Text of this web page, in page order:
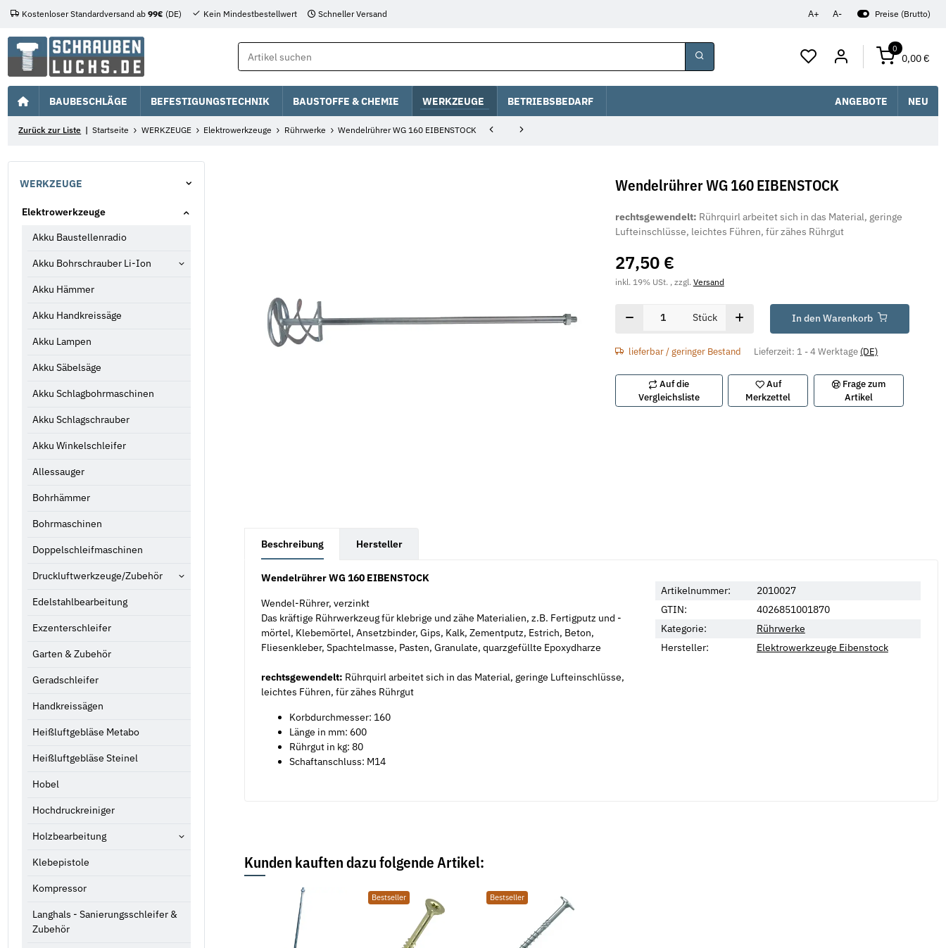
A+ A- Preise (Brutto)
Kostenloser Standardversand ab 99€ (DE) Kein Mindestbestellwert Schneller Versand
0
0,00 €
BAUBESCHLÄGE BEFESTIGUNGSTECHNIK BAUSTOFFE & CHEMIE WERKZEUGE BETRIEBSBEDARF ANGEBOTE NEU
Zurück zur Liste Startseite WERKZEUGE Elektrowerkzeuge Rührwerke Wendelrührer WG 160 EIBENSTOCK
Wendelrührer WG 160 EIBENSTOCK
rechtsgewendelt: Rührquirl arbeitet sich in das Material, geringe
Lufteinschlüsse, leichtes Führen, für zähes Rührgut
27,50 €
inkl. 19% USt. , zzgl.Versand
Stück In den Warenkorb
lieferbar / geringer Bestand Lieferzeit: 1 - 4 Werktage (DE)
Auf die
Vergleichsliste
Auf
Merkzettel
Frage zum
Artikel
Beschreibung Hersteller
Wendelrührer WG 160 EIBENSTOCK
Wendel-Rührer, verzinkt
Das kräftige Rührwerkzeug für klebrige und zähe Materialien, z.B. Fertigputz und -
mörtel, Klebemörtel, Ansetzbinder, Gips, Kalk, Zementputz, Estrich, Beton,
Fliesenkleber, Spachtelmasse, Pasten, Granulate, quarzgefüllte Epoxydharze
rechtsgewendelt: Rührquirl arbeitet sich in das Material, geringe Lufteinschlüsse,
leichtes Führen, für zähes Rührgut
Korbdurchmesser: 160
Länge in mm: 600
Rührgut in kg: 80
Schaftanschluss: M14
Artikelnummer:
2010027
GTIN:
4026851001870
Kategorie:
Rührwerke
Hersteller:
Elektrowerkzeuge Eibenstock
Kunden kauften dazu folgende Artikel:
Bestseller Bestseller
WERKZEUGE
Elektrowerkzeuge
Akku Baustellenradio
Akku Bohrschrauber Li-Ion
Akku Hämmer
Akku Handkreissäge
Akku Lampen
Akku Säbelsäge
Akku Schlagbohrmaschinen
Akku Schlagschrauber
Akku Winkelschleifer
Allessauger
Bohrhämmer
Bohrmaschinen
Doppelschleifmaschinen
Druckluftwerkzeuge/Zubehör
Edelstahlbearbeitung
Exzenterschleifer
Garten & Zubehör
Geradschleifer
Handkreissägen
Heißluftgebläse Metabo
Heißluftgebläse Steinel
Hobel
Hochdruckreiniger
Holzbearbeitung
Klebepistole
Kompressor
Langhals - Sanierungsschleifer &
Zubehör